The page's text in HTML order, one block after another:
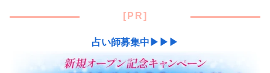
[PR]
占い師募集中▶▶▶